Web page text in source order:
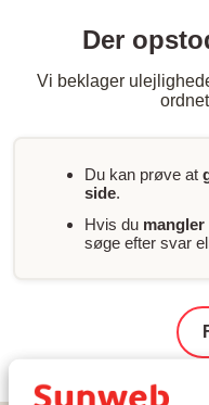
Der
Vi beklager
Du kan prøve at
side.
Hvis du
søge efter svar